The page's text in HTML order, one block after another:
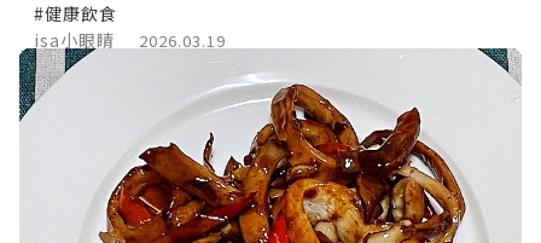
#健康飲食
isa小眼睛
2026.03.19